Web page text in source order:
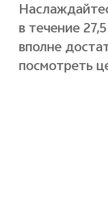
в течение
вполне
посмотреть